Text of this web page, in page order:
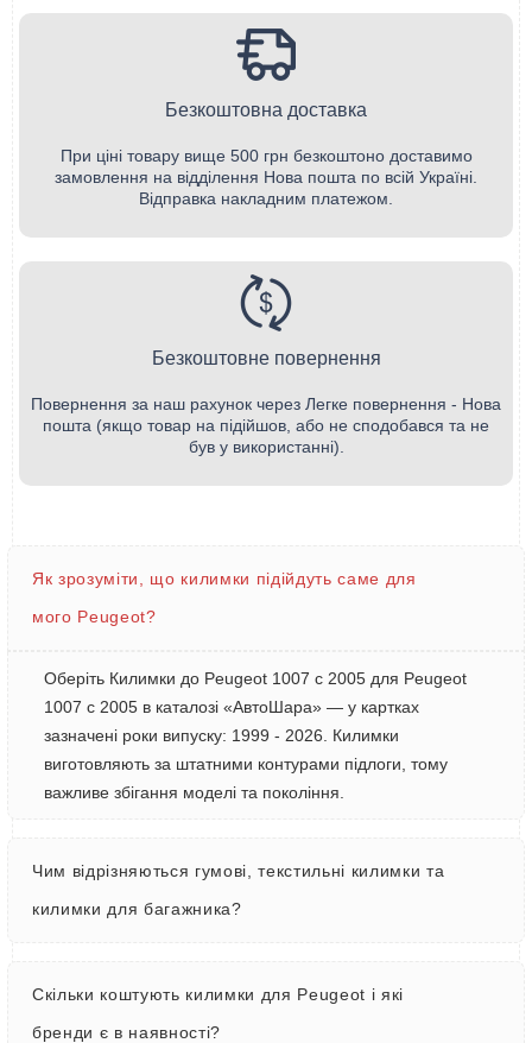
Безкоштовна доставка
При ціні товару вище 500 грн безкоштоно доставимо
замовлення на відділення Нова пошта по всій Україні.
Відправка накладним платежом.
Безкоштовне повернення
Повернення за наш рахунок через Легке повернення - Нова
пошта (якщо товар на підійшов, або не сподобався та не
був у використанні).
Як зрозуміти, що килимки підійдуть саме для
мого Peugeot?
Оберіть Килимки до Peugeot 1007 с 2005 для Peugeot
1007 с 2005 в каталозі «АвтоШара» — у картках
зазначені роки випуску: 1999 - 2026. Килимки
виготовляють за штатними контурами підлоги, тому
важливе збігання моделі та покоління.
Чим відрізняються гумові, текстильні килимки та
килимки для багажника?
Скільки коштують килимки для Peugeot і які
бренди є в наявності?